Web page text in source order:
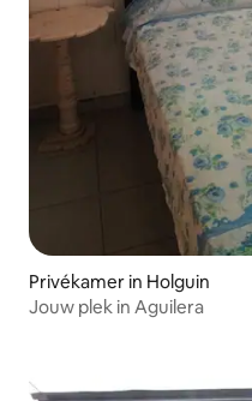
Privékamer in Holguin
Jouw plek in Aguilera